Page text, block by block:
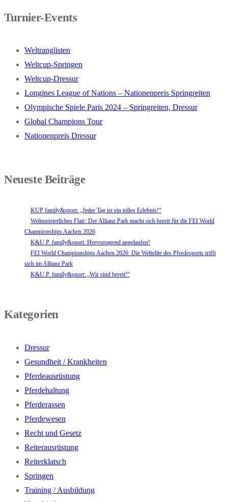
Turnier-Events
Weltranglisten
Weltcup-Springen
Weltcup-Dressur
Longines League of Nations – Nationenpreis Springreiten
Olympische Spiele Paris 2024 – Springreiten, Dressur
Global Champions Tour
Nationenpreis Dressur
Neueste Beiträge
KUP family&sport: „Jeder Tag ist ein tolles Erlebnis!“
Weltmeisterliches Flair: Der Allianz Park macht sich bereit für die FEI World
Championships Aachen 2026
K&U.P. family&sport: Hervorragend angelaufen!
FEI World Championships Aachen 2026: Die Weltelite des Pferdesports trifft
sich im Allianz Park
K&U.P. family&sport: „Wir sind bereit!“
Kategorien
Dressur
Gesundheit / Krankheiten
Pferdeausrüstung
Pferdehaltung
Pferderassen
Pferdewesen
Recht und Gesetz
Reiterausrüstung
Reiterklatsch
Springen
Training / Ausbildung